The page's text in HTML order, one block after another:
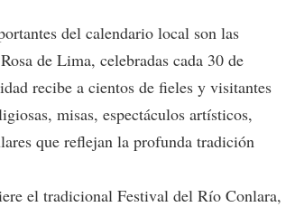
del calendario local son las
de Lima, celebradas cada 30 de
recibe a cientos de fieles y visitantes
misas, espectáculos artísticos,
que reflejan la profunda tradición
el tradicional Festival del Río Conlara,